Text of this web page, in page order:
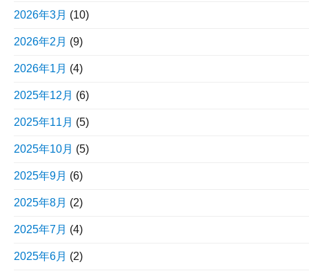
2026年3月 (10)
2026年2月 (9)
2026年1月 (4)
2025年12月 (6)
2025年11月 (5)
2025年10月 (5)
2025年9月 (6)
2025年8月 (2)
2025年7月 (4)
2025年6月 (2)